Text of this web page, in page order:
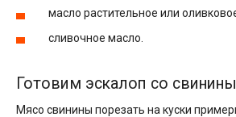
масло растительное или
сливочное масло.
Готовим эскалоп со свинины
Мясо свинины порезать на куски